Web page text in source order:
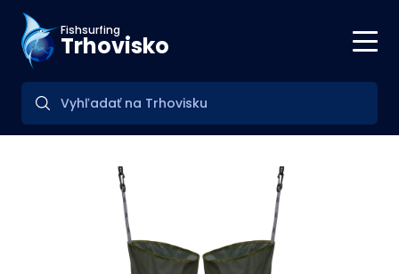
Fishsurfing
Trhovisko